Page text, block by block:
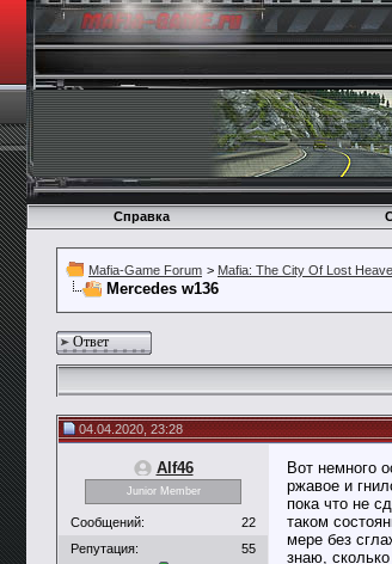
Справка
Mafia-Game Forum > Mafia: The City Of Lost
Mercedes w136
Ответ
04.04.2020, 23:28
Alf46
Junior Member
Сообщений:
22
Репутация:
55
Вот немного
ржавое и
пока что не
таком
мере без
знаю,